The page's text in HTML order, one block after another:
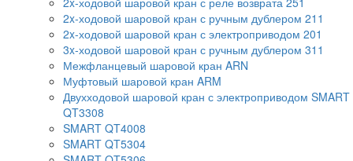
2x-ходовой шаровой кран с ручным дублером 211
2x-ходовой шаровой кран с электроприводом 201
3x-ходовой шаровой кран с ручным дублером 311
Межфланцевый шаровой кран ARN
Муфтовый шаровой кран ARM
Двухходовой шаровой кран с электроприводом SMART
QT3308
SMART QT4008
SMART QT5304